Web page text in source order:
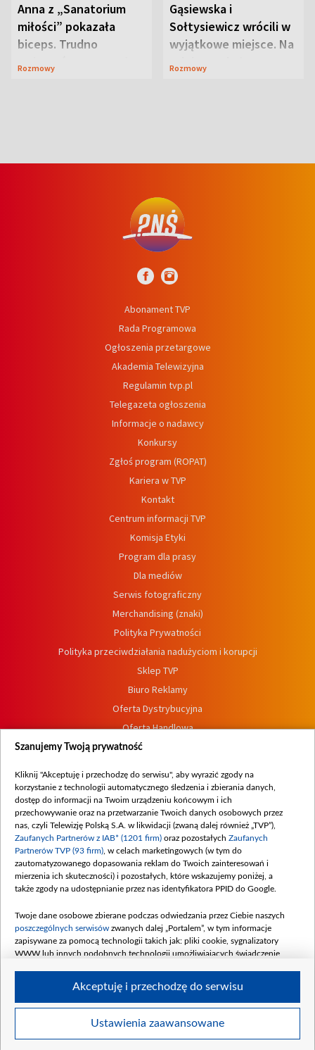
Anna z „Sanatorium
miłości” pokazała
biceps. Trudno
uwierzyć, co przeszła
Rozmowy
Gąsiewska i
Sołtysiewicz wrócili w
wyjątkowe miejsce. Na
szlaku czekał
Rozmowy
Abonament TVP
Rada Programowa
Ogłoszenia przetargowe
Akademia Telewizyjna
Regulamin tvp.pl
Telegazeta ogłoszenia
Informacje o nadawcy
Konkursy
Zgłoś program (ROPAT)
Kariera w TVP
Kontakt
Centrum informacji TVP
Komisja Etyki
Program dla prasy
Dla mediów
Serwis fotograficzny
Merchandising (znaki)
Polityka Prywatności
Polityka przeciwdziałania nadużyciom i korupcji
Sklep TVP
Biuro Reklamy
Oferta Dystrybucyjna
Oferta Handlowa
Dostępność
Procedura zgłoszeń wewnętrznych
© 2026 Telewizja Polska S. A. w likwidacji
Szanujemy Twoją prywatność
Kliknij "Akceptuję i przechodzę do serwisu", aby wyrazić zgody na
korzystanie z technologii automatycznego śledzenia i zbierania danych,
dostęp do informacji na Twoim urządzeniu końcowym i ich
przechowywanie oraz na przetwarzanie Twoich danych osobowych przez
nas, czyli Telewizję Polską S.A. w likwidacji (zwaną dalej również „TVP”),
Zaufanych Partnerów z IAB* (1201 firm) oraz pozostałych Zaufanych
Partnerów TVP (93 firm) , w celach marketingowych (w tym do
zautomatyzowanego dopasowania reklam do Twoich zainteresowań i
mierzenia ich skuteczności) i pozostałych, które wskazujemy poniżej, a
także zgody na udostępnianie przez nas identyfikatora PPID do Google.
Twoje dane osobowe zbierane podczas odwiedzania przez Ciebie naszych
poszczególnych serwisów zwanych dalej „Portalem”, w tym informacje
zapisywane za pomocą technologii takich jak: pliki cookie, sygnalizatory
WWW lub innych podobnych technologii umożliwiających świadczenie
Twoje dane osobowe zbierane podczas odwiedzania przez Ciebie
Ustawienia zaawansowane
Akceptuję i przechodzę do serwisu